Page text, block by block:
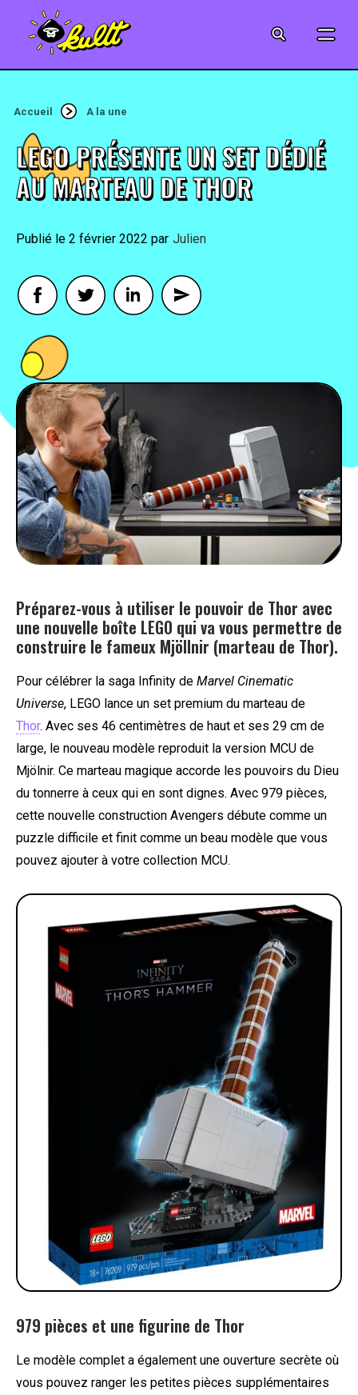
MUSIQUE
JEUX-VIDÉO
FOOD
BONS PLANS
SOUTENEZ KULTT
Accueil A la une
LEGO PRÉSENTE UN SET DÉDIÉ
AU MARTEAU DE THOR
2 février 2022 By Julien
Préparez-vous à utiliser le pouvoir de Thor avec
une nouvelle boîte LEGO qui va vous permettre de
construire le fameux Mjöllnir (marteau de Thor).
Pour célébrer la saga Infinity de Marvel Cinematic
Universe, LEGO lance un set premium du marteau de
Thor. Avec ses 46 centimètres de haut et ses 29 cm de
large, le nouveau modèle reproduit la version MCU de
Mjölnir. Ce marteau magique accorde les pouvoirs du Dieu
du tonnerre à ceux qui en sont dignes. Avec 979 pièces,
cette nouvelle construction Avengers débute comme un
puzzle difficile et finit comme un beau modèle que vous
pouvez ajouter à votre collection MCU.
979 pièces et une figurine de Thor
Le modèle complet a également une ouverture secrète où
vous pouvez ranger les petites pièces supplémentaires